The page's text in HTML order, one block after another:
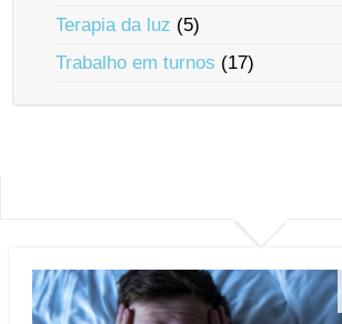
Terapia da luz (5)
Trabalho em turnos (17)